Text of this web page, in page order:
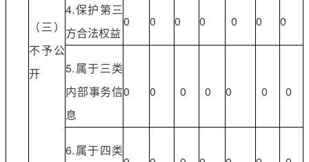
（三）
不予公
开
4.保护第三
方合法权益
0 0 0 0 0 0 0
5.属于三类
内部事务信
息
0 0 0 0 0 0 0
6.属于四类